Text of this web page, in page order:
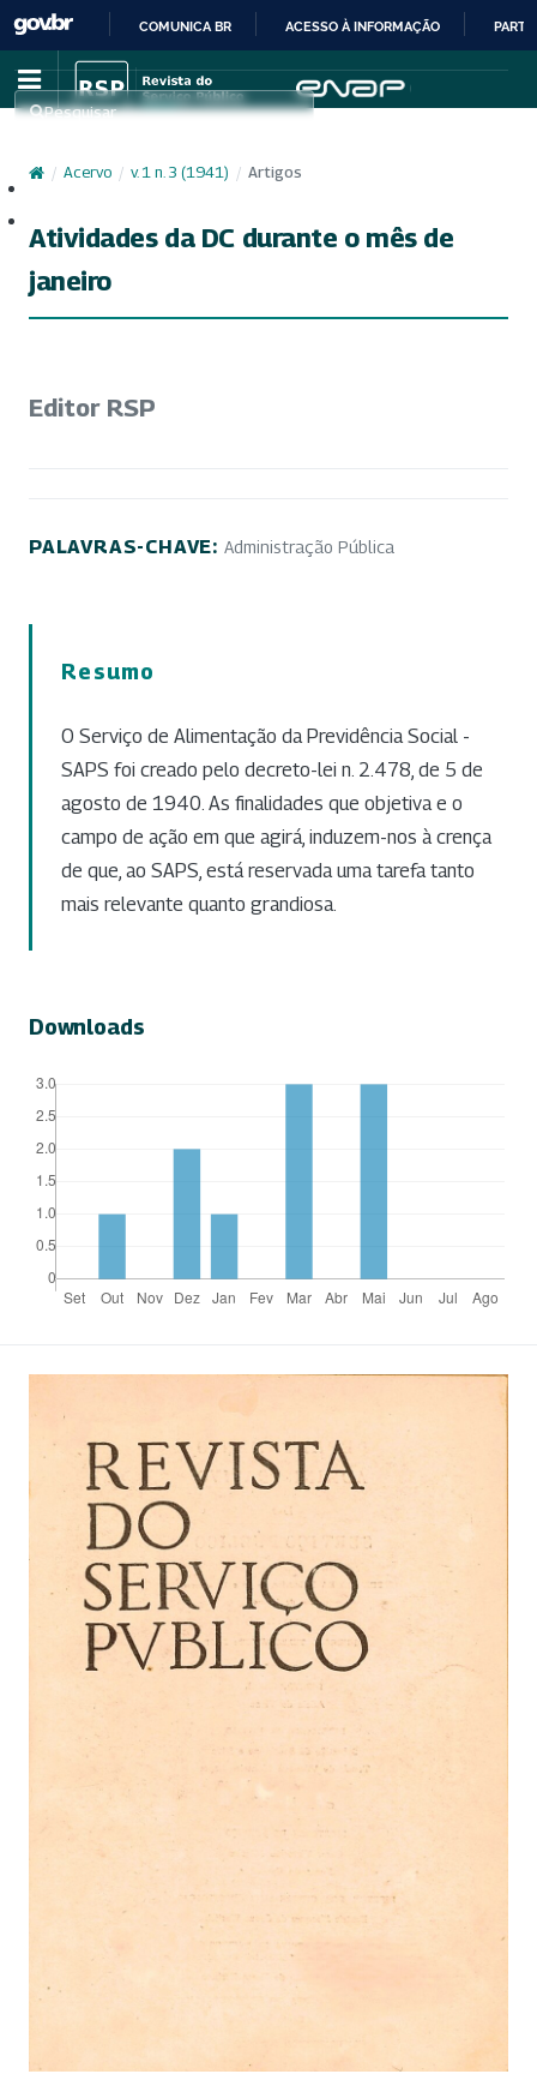
IR
PARA
CONTEÚDO
COMUNICA BR ACESSO À INFORMAÇÃO
Pesquisar
/ Acervo / v. 1 n. 3 (1941) / Artigos
Atividades da DC durante o mês de
janeiro
Editor RSP
PALAVRAS-CHAVE: Administração Pública
Resumo
O Serviço de Alimentação da Previdência Social -
SAPS foi creado pelo decreto-lei n. 2.478, de 5 de
agosto de 1940. As finalidades que objetiva e o
campo de ação em que agirá, induzem-nos à crença
de que, ao SAPS, está reservada uma tarefa tanto
mais relevante quanto grandiosa.
Downloads